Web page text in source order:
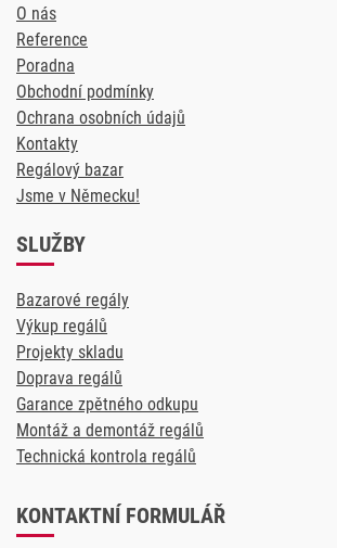
O nás
Reference
Poradna
Obchodní podmínky
Ochrana osobních údajů
Kontakty
Regálový bazar
Jsme v Německu!
SLUŽBY
Bazarové regály
Výkup regálů
Projekty skladu
Doprava regálů
Garance zpětného odkupu
Montáž a demontáž regálů
Technická kontrola regálů
KONTAKTNÍ FORMULÁŘ